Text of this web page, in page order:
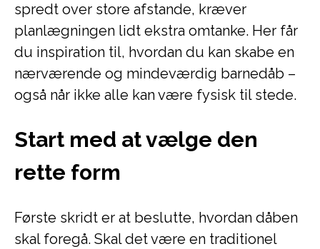
spredt over store afstande, kræver
planlægningen lidt ekstra omtanke. Her får
du inspiration til, hvordan du kan skabe en
nærværende og mindeværdig barnedåb –
også når ikke alle kan være fysisk til stede.
Start med at vælge den
rette form
Første skridt er at beslutte, hvordan dåben
skal foregå. Skal det være en traditionel